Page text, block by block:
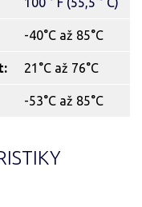
-40°C až 85°C
21°C až 76°C
-53°C až 85°C